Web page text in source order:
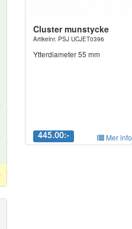
Cluster munstycke
Artikelnr. PSJ UCJET0396
Ytterdiameter 55 mm
445.00:- Mer info